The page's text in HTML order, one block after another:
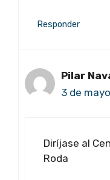
Responder
Pilar
3 de
Diríjase al
Roda